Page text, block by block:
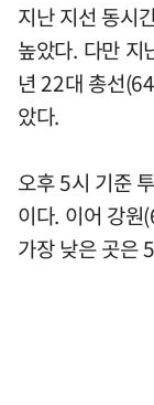
지난 지선 동시
높았다. 다만
년 22대 총선
았다.
오후 5시 기준
이다. 이어 강
가장 낮은 곳은